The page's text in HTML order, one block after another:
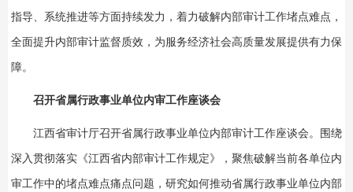
指导、系统推进等方面持续发力，着力破解内部审计工作堵点难点，
全面提升内部审计监督质效，为服务经济社会高质量发展提供有力保
障。
召开省属行政事业单位内审工作座谈会
江西省审计厅召开省属行政事业单位内部审计工作座谈会。围绕
深入贯彻落实《江西省内部审计工作规定》，聚焦破解当前各单位内
审工作中的堵点难点痛点问题，研究如何推动省属行政事业单位内部